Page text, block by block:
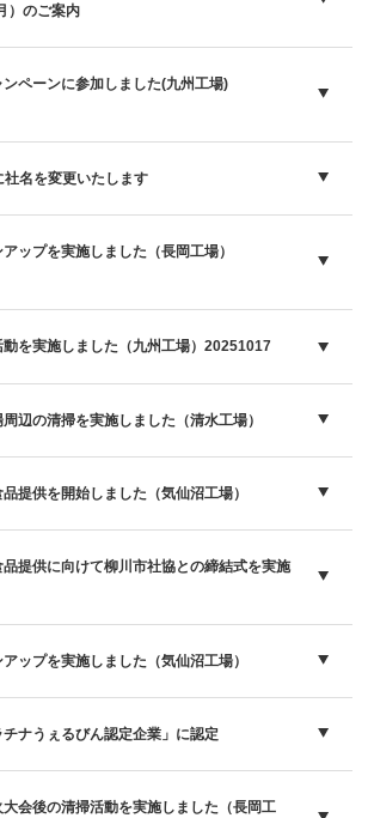
）のご案内
ペーンに参加しました(九州工場)
名を変更いたします
ップを実施しました（長岡工場）
を実施しました（九州工場）20251017
辺の清掃を実施しました（清水工場）
提供を開始しました（気仙沼工場）
提供に向けて柳川市社協との締結式を実施
ップを実施しました（気仙沼工場）
ナうぇるびん認定企業」に認定
会後の清掃活動を実施しました（長岡工